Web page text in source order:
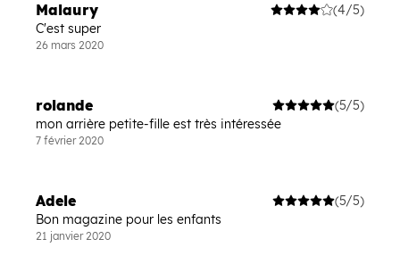
Malaury
(4/5)
C'est super
26 mars 2020
rolande
(5/5)
mon arrière petite-fille est très intéressée
7 février 2020
Adele
(5/5)
Bon magazine pour les enfants
21 janvier 2020